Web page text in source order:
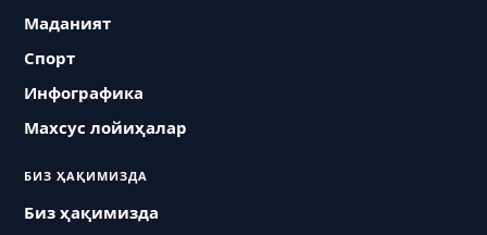
Маданият
Спорт
Инфографика
Махсус лойиҳалар
БИЗ ҲАҚИМИЗДА
Биз ҳақимизда